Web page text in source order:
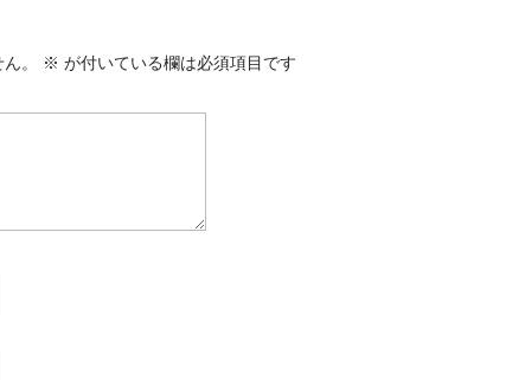
。
※ が付いている欄は必須項目です